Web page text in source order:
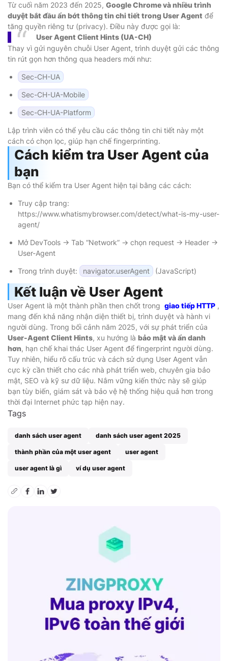
Từ cuối năm 2023 đến 2025, Google Chrome và nhiều trình
duyệt bắt đầu ẩn bớt thông tin chi tiết trong User Agent để
tăng quyền riêng tư (privacy). Điều này được gọi là:
User Agent Client Hints (UA-CH)
Thay vì gửi nguyên chuỗi User Agent, trình duyệt gửi các thông
tin rút gọn hơn thông qua headers mới như:
Sec-CH-UA
Sec-CH-UA-Mobile
Sec-CH-UA-Platform
Lập trình viên có thể yêu cầu các thông tin chi tiết này một
cách có chọn lọc, giúp hạn chế fingerprinting.
Cách kiểm tra User Agent của
bạn
Bạn có thể kiểm tra User Agent hiện tại bằng các cách:
Truy cập trang:
https://www.whatismybrowser.com/detect/what-is-my-user-
agent/
Mở DevTools → Tab “Network” → chọn request → Header →
User-Agent
Trong trình duyệt: navigator.userAgent (JavaScript)
Kết luận về User Agent
User Agent là một thành phần then chốt trong giao tiếp HTTP ,
mang đến khả năng nhận diện thiết bị, trình duyệt và hành vi
người dùng. Trong bối cảnh năm 2025, với sự phát triển của
User-Agent Client Hints, xu hướng là bảo mật và ẩn danh
hơn, hạn chế khai thác User Agent để fingerprint người dùng.
Tuy nhiên, hiểu rõ cấu trúc và cách sử dụng User Agent vẫn
cực kỳ cần thiết cho các nhà phát triển web, chuyên gia bảo
mật, SEO và kỹ sư dữ liệu. Nắm vững kiến thức này sẽ giúp
bạn tùy biến, giám sát và bảo vệ hệ thống hiệu quả hơn trong
thời đại Internet phức tạp hiện nay.
Tags
danh sách user agent danh sách user agent 2025
thành phần của một user agent user agent
user agent là gì ví dụ user agent